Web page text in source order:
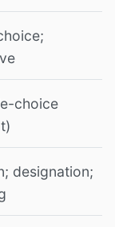
choice
designation;